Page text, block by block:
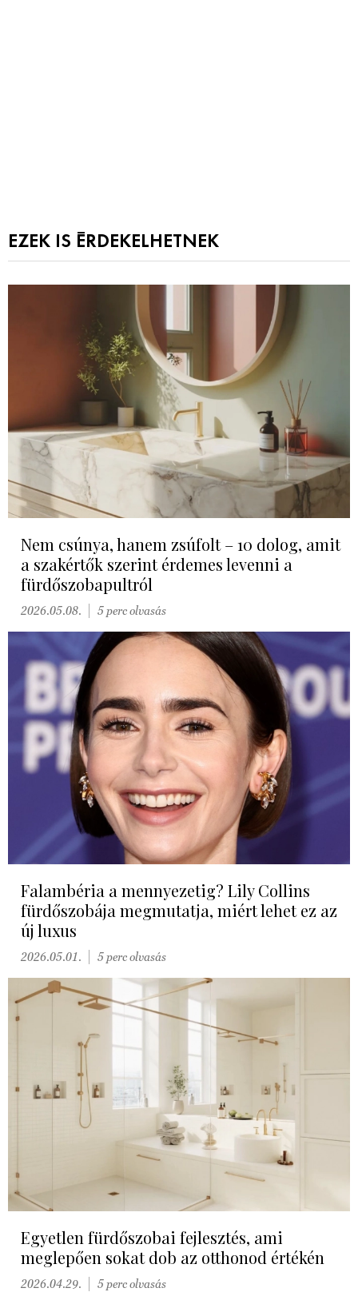
EZEK IS ÉRDEKELHETNEK
Nem csúnya, hanem zsúfolt – 10 dolog, amit
a szakértők szerint érdemes levenni a
fürdőszobapultról
2026.05.08. 5 perc olvasás
Falambéria a mennyezetig? Lily Collins
fürdőszobája megmutatja, miért lehet ez az
új luxus
2026.05.01. 5 perc olvasás
Egyetlen fürdőszobai fejlesztés, ami
meglepően sokat dob az otthonod értékén
2026.04.29. 5 perc olvasás